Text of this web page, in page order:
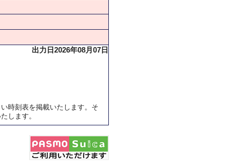
出力日2026年08月07日
時刻表を掲載いたします。そ
します。